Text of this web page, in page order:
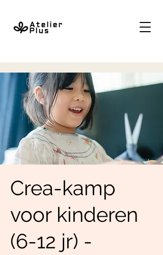
Crea-kamp
voor kinderen
(6-12 jr) -